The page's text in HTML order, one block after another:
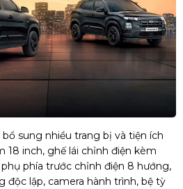
sung nhiều trang bị và tiện ích
inch, ghế lái chỉnh điện kèm
phía trước chỉnh điện 8 hướng,
độc lập, camera hành trình, bệ tỳ